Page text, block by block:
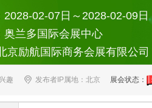
2028-02-07日～2028-02-09日
奥兰多国际会展中心
京励航国际商务会展有限公司
趣 发布者IP属地：北京 展会状态：